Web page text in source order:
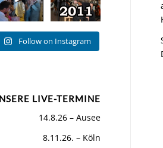
für Jung
und Alt...
Als wir...
160
26
Follow on Instagram
LIVE-TERMINE
14.8.26 – Ausee
8.11.26. – Köln